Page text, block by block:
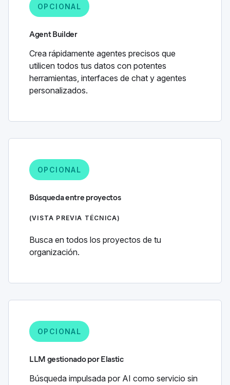
OPCIONAL
Agent Builder
Crea rápidamente agentes precisos que
utilicen todos tus datos con potentes
herramientas, interfaces de chat y agentes
personalizados.
OPCIONAL
Búsqueda entre proyectos
(VISTA PREVIA TÉCNICA)
Busca en todos los proyectos de tu
organización.
OPCIONAL
LLM gestionado por Elastic
Búsqueda impulsada por AI como servicio sin